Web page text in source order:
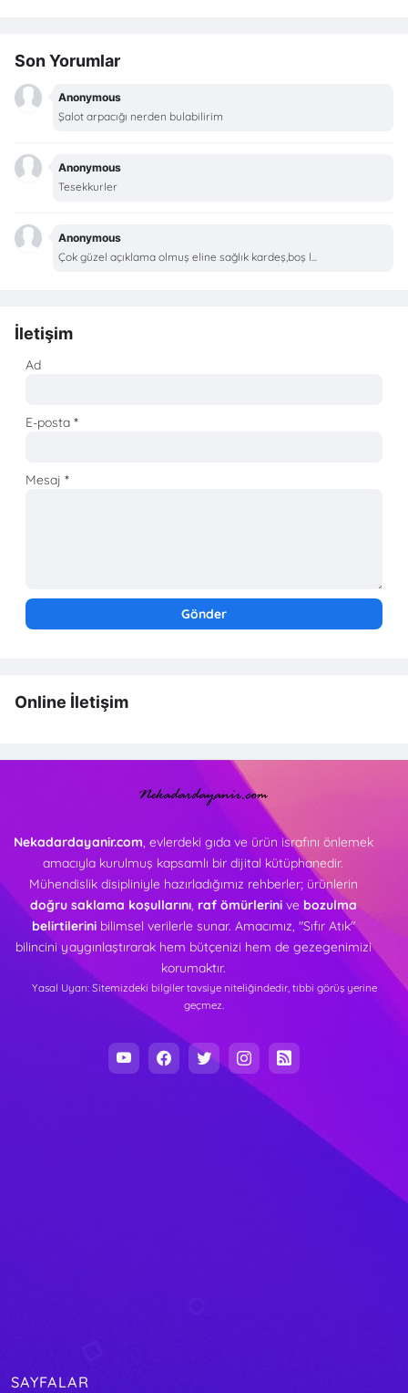
Son Yorumlar
Anonymous
Şalot arpacığı nerden bulabilirim
Anonymous
Tesekkurler
Anonymous
Çok güzel açıklama olmuş eline sağlık kardeş,boş l...
İletişim
Ad
E-posta*
Mesaj*
Online İletişim
Nekadardayanir.com, evlerdeki gıda ve ürün israfını önlemek
amacıyla kurulmuş kapsamlı bir dijital kütüphanedir.
Mühendislik disipliniyle hazırladığımız rehberler; ürünlerin
doğru saklama koşullarını, raf ömürlerinive bozulma
belirtilerinibilimsel verilerle sunar. Amacımız, "Sıfır Atık"
bilincini yaygınlaştırarak hem bütçenizi hem de gezegenimizi
korumaktır.
Yasal Uyarı: Sitemizdeki bilgiler tavsiye niteliğindedir, tıbbi görüş yerine
geçmez.
SAYFALAR